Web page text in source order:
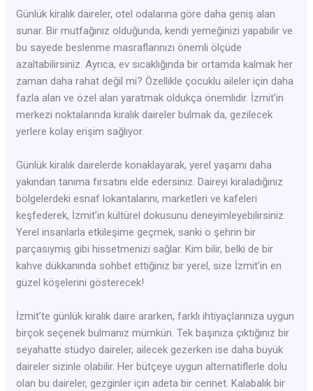
Günlük kiralık daireler, otel odalarına göre daha geniş alan
sunar. Bir mutfağınız olduğunda, kendi yemeğinizi yapabilir ve
bu sayede beslenme masraflarınızı önemli ölçüde
azaltabilirsiniz. Ayrıca, ev sıcaklığında bir ortamda kalmak her
zaman daha rahat değil mi? Özellikle çocuklu aileler için daha
fazla alan ve özel alan yaratmak oldukça önemlidir. İzmit’in
merkezi noktalarında kiralık daireler bulmak da, gezilecek
yerlere kolay erişim sağlıyor.
Günlük kiralık dairelerde konaklayarak, yerel yaşamı daha
yakından tanıma fırsatını elde edersiniz. Daireyi kiraladığınız
bölgelerdeki esnaf lokantalarını, marketleri ve kafeleri
keşfederek, İzmit’in kültürel dokusunu deneyimleyebilirsiniz.
Yerel insanlarla etkileşime geçmek, sanki o şehrin bir
parçasıymış gibi hissetmenizi sağlar. Kim bilir, belki de bir
kahve dükkanında sohbet ettiğiniz bir yerel, size İzmit’in en
güzel köşelerini gösterecek!
İzmit’te günlük kiralık daire ararken, farklı ihtiyaçlarınıza uygun
birçok seçenek bulmanız mümkün. Tek başınıza çıktığınız bir
seyahatte stüdyo daireler, ailecek gezerken ise daha büyük
daireler sizinle olabilir. Her bütçeye uygun alternatiflerle dolu
olan bu daireler, gezginler için adeta bir cennet. Kalabalık bir